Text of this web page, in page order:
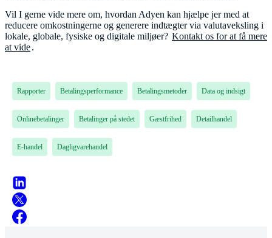
Vil I gerne vide mere om, hvordan Adyen kan hjælpe jer med at
reducere omkostningerne og generere indtægter via valutaveksling i
lokale, globale, fysiske og digitale miljøer? Kontakt os for at få mere
at vide.
Rapporter Betalingsperformance Betalingsmetoder Data og indsigt
Onlinebetalinger Betalinger på stedet Gæstfrihed Detailhandel
E-handel Dagligvarehandel